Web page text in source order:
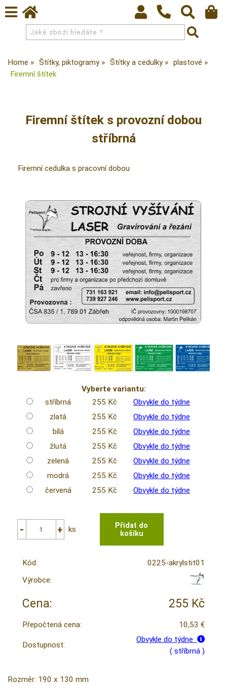
Home Štítky, piktogramy Štítky a cedulky
plastové
Firemní štítek
Firemní štítek s provozní dobou
stříbrná
Firemní cedulka s pracovní dobou
Vyberte variantu:
stříbrná
255 Kč
Obvykle do týdne
zlatá
255 Kč
Obvykle do týdne
bílá
255 Kč
Obvykle do týdne
žlutá
255 Kč
Obvykle do týdne
zelená
255 Kč
Obvykle do týdne
modrá
255 Kč
Obvykle do týdne
červená
255 Kč Obvykle do týdne
ks
Kód:
0225-akrylstit01
Výrobce:
Cena: 255 Kč
Přepočtená cena: 10,53 €
Dostupnost:
Obvykle do týdne
( stříbrná )
Rozměr: 190 x 130 mm